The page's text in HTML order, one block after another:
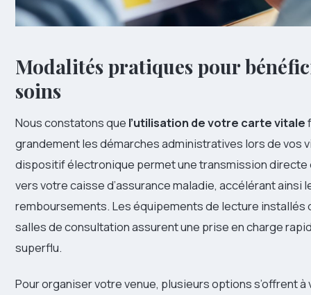
Modalités pratiques pour
soins
Nous constatons que l’utilisation de votre carte vitale
grandement les démarches administratives lors de vos
dispositif électronique permet une transmission
vers votre caisse d’assurance maladie, accélérant ainsi
remboursements. Les équipements de lecture installés
salles de consultation assurent une prise en charge
superflu.
Pour organiser votre venue, plusieurs options s’offrent à